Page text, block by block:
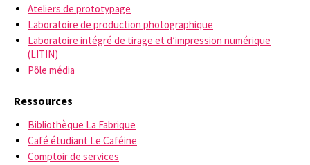
Ateliers de prototypage
Laboratoire de production photographique
Laboratoire intégré de tirage et d’impression numérique
(LITIN)
Pôle média
Ressources
Bibliothèque La Fabrique
Café étudiant Le Caféine
Comptoir de services